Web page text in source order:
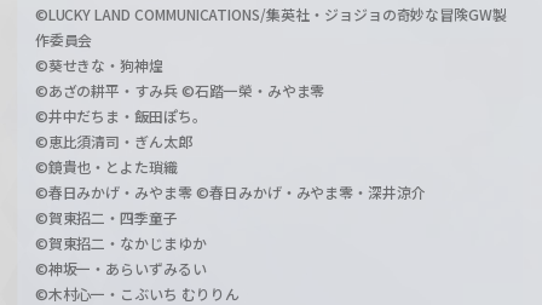
©LUCKY LAND COMMUNICATIONS/集英社・ジョジョの奇妙な冒険GW製
作委員会
©葵せきな・狗神煌
©あざの耕平・すみ兵 ©石踏一榮・みやま零
©井中だちま・飯田ぽち。
©恵比須清司・ぎん太郎
©鏡貴也・とよた瑣織
©春日みかげ・みやま零 ©春日みかげ・みやま零・深井涼介
©賀東招二・四季童子
©賀東招二・なかじまゆか
©神坂一・あらいずみるい
©木村心一・こぶいち むりりん